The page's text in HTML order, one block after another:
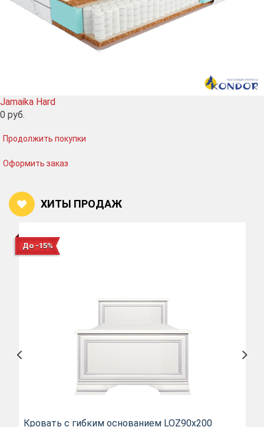
Jamaika Hard
0 руб.
Продолжить покупки
Оформить заказ
ХИТЫ ПРОДАЖ
До -15%
Кровать c гибким основанием LOZ90х200